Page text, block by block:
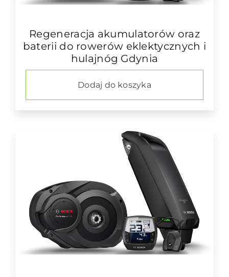
Regeneracja akumulatorów oraz
baterii do rowerów eklektycznych i
hulajnóg Gdynia
Dodaj do koszyka